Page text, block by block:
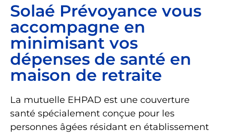
Solaé Prévoyance vous
accompagne en
minimisant vos
dépenses de santé en
maison de retraite
La mutuelle EHPAD est une couverture
santé spécialement conçue pour les
personnes âgées résidant en établissement